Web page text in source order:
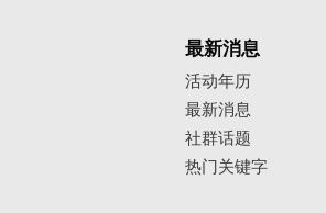
最新消息
活动年历
最新消息
社群话题
热门关键字